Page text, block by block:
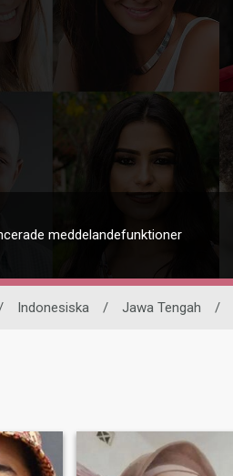
meddelandefunktioner
Indonesiska / Jawa Tengah /